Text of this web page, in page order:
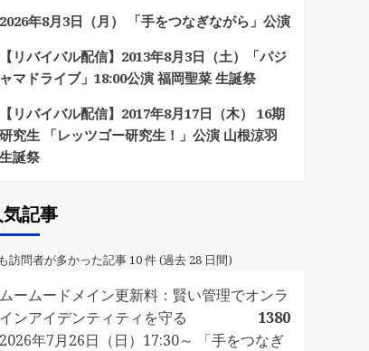
2026年8月3日（月） 「手をつなぎながら」公演
【リバイバル配信】2013年8月3日（土）「パジ
ャマドライブ」18:00公演 福岡聖菜 生誕祭
【リバイバル配信】2017年8月17日（木） 16期
研究生 「レッツゴー研究生！」公演 山根涼羽
生誕祭
記事
訪問者が多かった記事 10 件 (過去 28 日間)
ムームードメイン更新料：賢い管理でオンラ
インアイデンティティを守る
1380
2026年7月26日（日）17:30～ 「手をつなぎ